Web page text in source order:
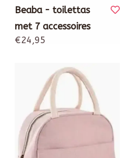
Beaba - toilettas
met 7 accessoires
€24,95